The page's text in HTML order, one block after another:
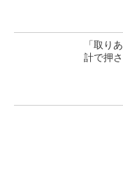
「取り
計で押